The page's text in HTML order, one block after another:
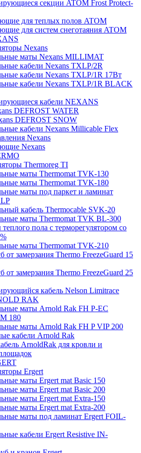
секции ATOM Frost Protect-
для теплых полов ATOM
для систем снеготаяния ATOM
Nexans
маты Nexans MILLIMAT
кабели Nexans TXLP/2R
кабели Nexans TXLP/1R 17Вт
кабели Nexans TXLP/1R BLACK
кабели NEXANS
DEFROST WATER
DEFROST SNOW
кабели Nexans Millicable Flex
Nexans
Nexans
Thermoreg TI
маты Thermomat TVK-130
маты Thermomat TVK-180
маты под паркет и ламинат
кабель Thermocable SVK-20
маты Thermomat TVK BL-300
пола с терморегулятором со
маты Thermomat TVK-210
от замерзания Thermo FreezeGuard 15
от замерзания Thermo FreezeGuard 25
кабель Nelson Limitrace
RAK
маты Arnold Rak FH P-EC
180
маты Arnold Rak FH P VIP 200
кабели Arnold Rak
ArnoldRak для кровли и
Ergert
маты Ergert mat Basic 150
маты Ergert mat Basic 200
маты Ergert mat Extra-150
маты Ergert mat Extra-200
маты под ламинат Ergert FOIL-
кабели Ergert Resistive IN-